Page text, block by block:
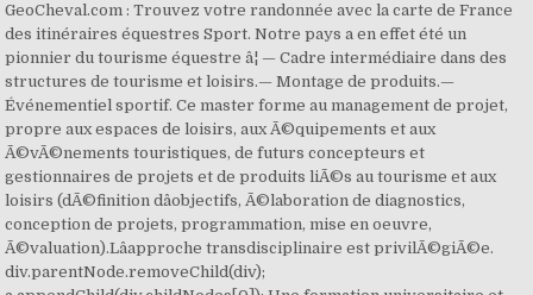
GeoCheval.com : Trouvez votre randonnée avec la carte de France
des itinéraires équestres Sport. Notre pays a en effet été un
pionnier du tourisme équestre â¦ — Cadre intermédiaire dans des
structures de tourisme et loisirs.— Montage de produits.—
Événementiel sportif. Ce master forme au management de projet,
propre aux espaces de loisirs, aux Ã©quipements et aux
Ã©vÃ©nements touristiques, de futurs concepteurs et
gestionnaires de projets et de produits liÃ©s au tourisme et aux
loisirs (dÃ©finition dâobjectifs, Ã©laboration de diagnostics,
conception de projets, programmation, mise en oeuvre,
Ã©valuation).Lâapproche transdisciplinaire est privilÃ©giÃ©e.
div.parentNode.removeChild(div);